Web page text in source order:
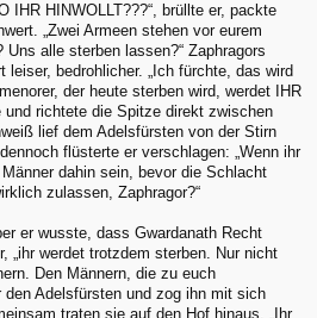
IHR HINWOLLT???“, brüllte er, packte
„Zwei Armeen stehen vor eurem
alle sterben lassen?“ Zaphragors
bedrohlicher. „Ich fürchte, das wird
der heute sterben wird, werdet IHR
und richtete die Spitze direkt zwischen
lief dem Adelsfürsten von der Stirn
flüsterte er verschlagen: „Wenn ihr
dahin sein, bevor die Schlacht
zulassen, Zaphragor?“
er wusste, dass Gwardanath Recht
„ihr werdet trotzdem sterben. Nur nicht
Den Männern, die zu euch
den Adelsfürsten und zog ihn mit sich
traten sie auf den Hof hinaus. „Ihr